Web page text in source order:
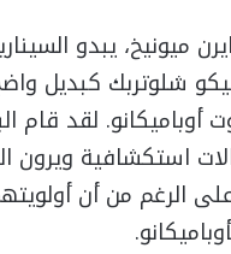
ميونيخ، يبدو
شلوتربك كبديل
أوباميكانو. لقد قام
استكشافية ويرون
الرغم من أن